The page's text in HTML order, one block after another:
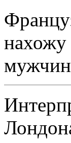
нахожу